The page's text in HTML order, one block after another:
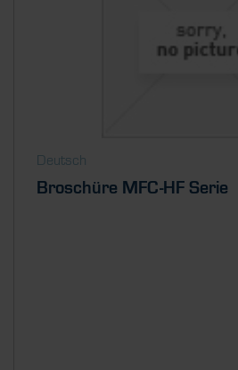
Deutsch
Broschüre MFC-HF Serie